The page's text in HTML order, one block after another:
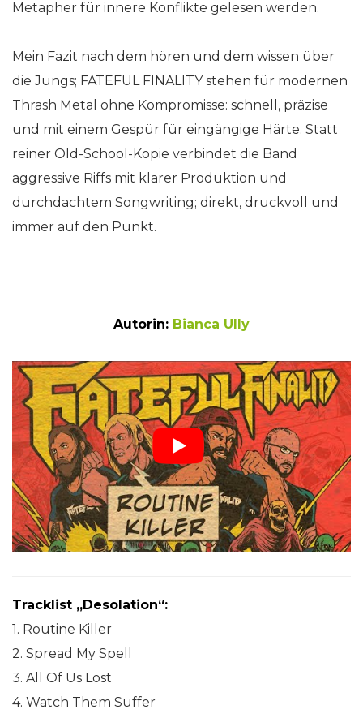
Metapher für innere Konflikte gelesen werden.
Mein Fazit nach dem hören und dem wissen über
die Jungs; FATEFUL FINALITY stehen für modernen
Thrash Metal ohne Kompromisse: schnell, präzise
und mit einem Gespür für eingängige Härte. Statt
reiner Old-School-Kopie verbindet die Band
aggressive Riffs mit klarer Produktion und
durchdachtem Songwriting; direkt, druckvoll und
immer auf den Punkt.
Autorin: Bianca Ully
Tracklist „Desolation“:
1. Routine Killer
2. Spread My Spell
3. All Of Us Lost
4. Watch Them Suffer